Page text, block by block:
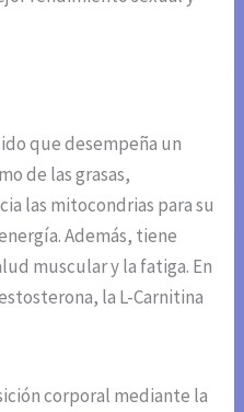
que desempeña un
de las grasas,
las mitocondrias para su
Además, tiene
muscular y la fatiga. En
la L-Carnitina
corporal mediante la